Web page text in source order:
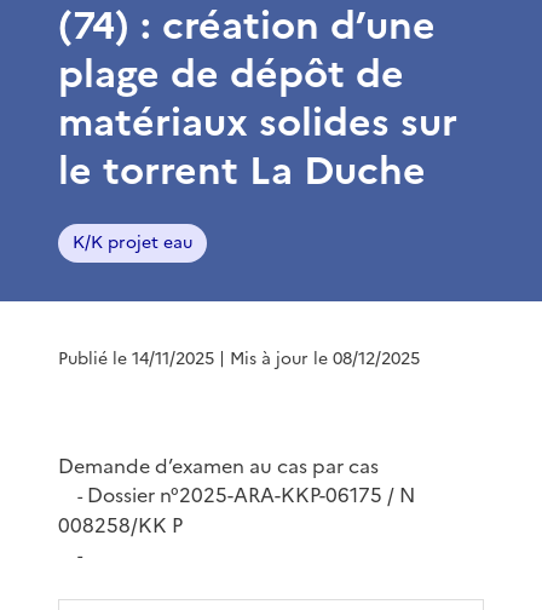
(74) : création d’une
plage de dépôt de
matériaux solides sur
le torrent La Duche
K/K projet eau
Publié le 14/11/2025 | Mis à jour le 08/12/2025
Demande d’examen au cas par cas
-Dossier n°2025-ARA-KKP-06175 / N
008258/KK P
-